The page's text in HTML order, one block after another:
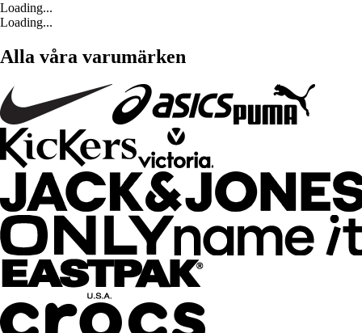
Loading...
Loading...
Alla våra varumärken